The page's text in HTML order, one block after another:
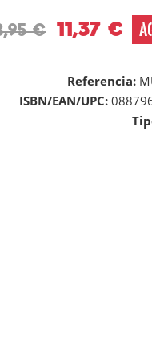
€ 11,37 €
Referencia:
ISBN/EAN/UPC: